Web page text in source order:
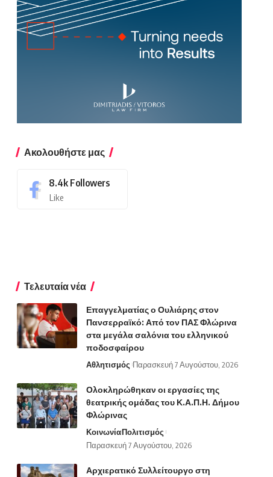
Ακολουθήστε μας
8.4k Followers
Like
Τελευταία νέα
Επαγγελματίας ο Ουλιάρης στον
Πανσερραϊκό: Από τον ΠΑΣ Φλώρινα
στα μεγάλα σαλόνια του ελληνικού
ποδοσφαίρου
Αθλητισμός Παρασκευή 7 Αυγούστου, 2026
Ολοκληρώθηκαν οι εργασίες της
θεατρικής ομάδας του Κ.Α.Π.Η. Δήμου
Φλώρινας
ΚοινωνίαΠολιτισμός
Παρασκευή 7 Αυγούστου, 2026
Αρχιερατικό Συλλείτουργο στη